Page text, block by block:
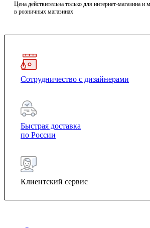
Цена действительна только для интернет-магазина и
в розничных магазинах
Сотрудничество с дизайнерами
Быстрая доставка
по России
Клиентский сервис